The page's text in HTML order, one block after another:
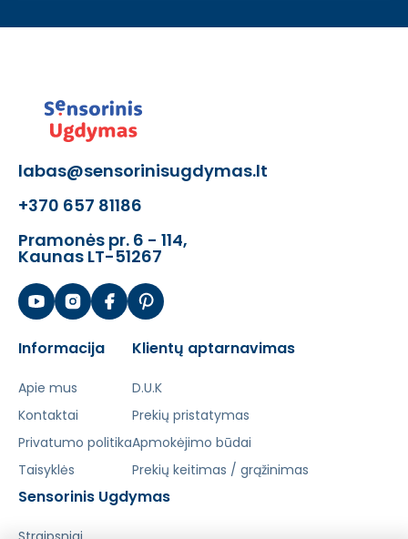
labas@sensorinisugdymas.lt
+370 657 81186
Pramonės pr. 6 - 114,
Kaunas LT-51267
Informacija
Apie mus
Kontaktai
Privatumo politika
Taisyklės
Klientų aptarnavimas
D.U.K
Prekių pristatymas
Apmokėjimo būdai
Prekių keitimas / grąžinimas
Sensorinis Ugdymas